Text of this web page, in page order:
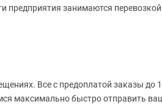
предприятия занимаются
Все с предоплатой заказы до
максимально быстро отправить